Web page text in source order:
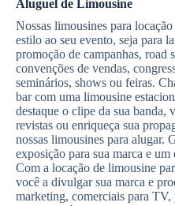
Aluguel de Limousine
Nossas limousines para
estilo ao seu evento, seja para
promoção de campanhas, road
convenções de vendas,
seminários, shows ou feiras.
bar com uma limousine
destaque o clipe da sua banda,
revistas ou enriqueça sua
nossas limousines para alugar.
exposição para sua marca e
Com a locação de limousine
você a divulgar sua marca e
marketing, comerciais para TV,